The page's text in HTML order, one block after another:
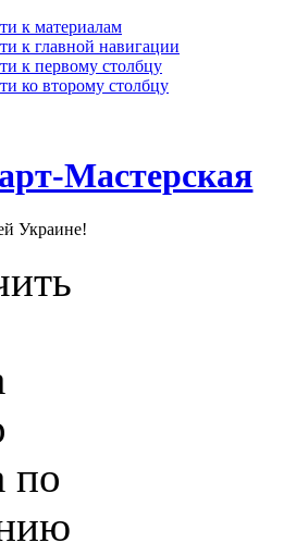
к материалам
к главной навигации
к первому столбцу
ко второму столбцу
Мастерская
Украине!